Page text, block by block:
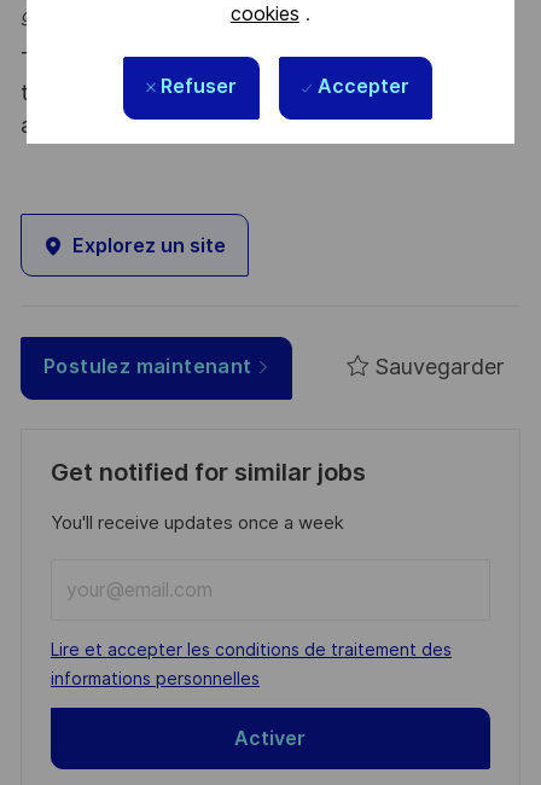
cookies .
Refuser Accepter
générer un impact mesurable et durable.
Thales, entreprise Handi-Engagée, reconnait
tous les talents. La diversité est notre meilleur
atout. Postulez et rejoignez nous !
Explorez un site
Postulez maintenant Sauvegarder
Get notified for similar jobs
You'll receive updates once a week
Email
address
(Required)
Required
Lire et accepter les conditions de traitement des
informations personnelles
Activer